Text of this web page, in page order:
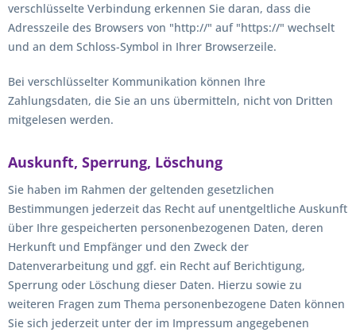
verschlüsselte Verbindung erkennen Sie daran, dass die
Adresszeile des Browsers von "http://" auf "https://" wechselt
und an dem Schloss-Symbol in Ihrer Browserzeile.
Bei verschlüsselter Kommunikation können Ihre
Zahlungsdaten, die Sie an uns übermitteln, nicht von Dritten
mitgelesen werden.
Auskunft, Sperrung, Löschung
Sie haben im Rahmen der geltenden gesetzlichen
Bestimmungen jederzeit das Recht auf unentgeltliche Auskunft
über Ihre gespeicherten personenbezogenen Daten, deren
Herkunft und Empfänger und den Zweck der
Datenverarbeitung und ggf. ein Recht auf Berichtigung,
Sperrung oder Löschung dieser Daten. Hierzu sowie zu
weiteren Fragen zum Thema personenbezogene Daten können
Sie sich jederzeit unter der im Impressum angegebenen